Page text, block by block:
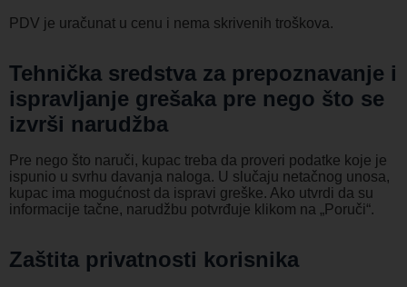
PDV je uračunat u cenu i nema skrivenih troškova.
Tehnička sredstva za prepoznavanje i
ispravljanje grešaka pre nego što se
izvrši narudžba
Pre nego što naruči, kupac treba da proveri podatke koje je
ispunio u svrhu davanja naloga. U slučaju netačnog unosa,
kupac ima mogućnost da ispravi greške. Ako utvrdi da su
informacije tačne, narudžbu potvrđuje klikom na „Poruči“.
Zaštita privatnosti korisnika